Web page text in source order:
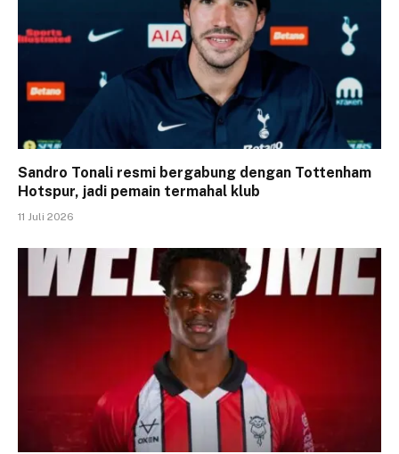
Sandro Tonali resmi bergabung dengan Tottenham
Hotspur, jadi pemain termahal klub
11 Juli 2026